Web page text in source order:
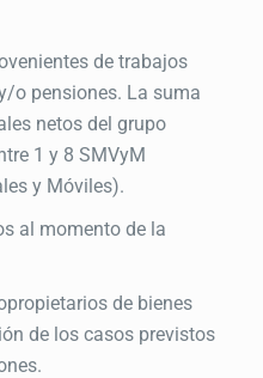
de trabajos
o pensiones. La suma
netos del grupo
1 y 8 SMVyM
y Móviles).
al momento de la
de bienes
de los casos previstos